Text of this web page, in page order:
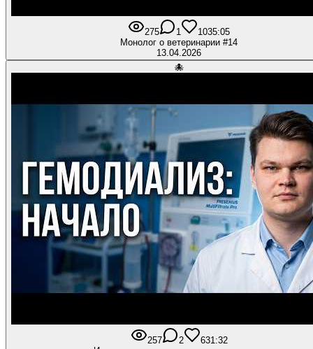
275 1 1035:05
Монолог о ветеринарии #14
13.04.2026
🐙
257 2 631:32